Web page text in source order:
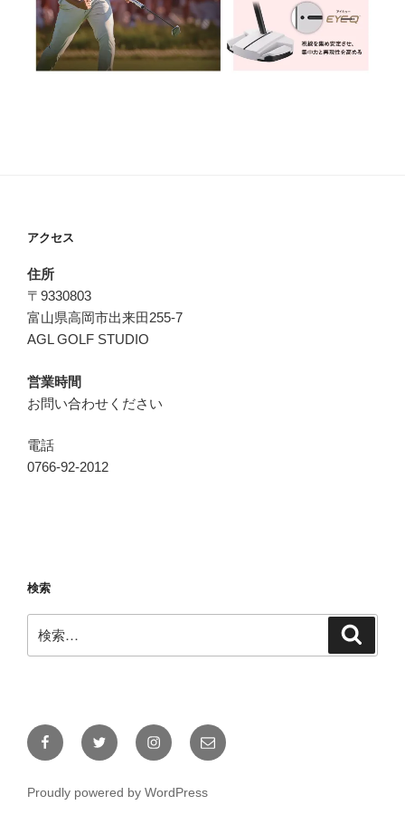
アクセス
住所
〒9330803
富山県高岡市出来田255-7
AGL GOLF STUDIO
営業時間
お問い合わせください
電話
0766-92-2012
検索
索:
FacebookTwitter Instagramメ
ー
Proudly powered by WordPress